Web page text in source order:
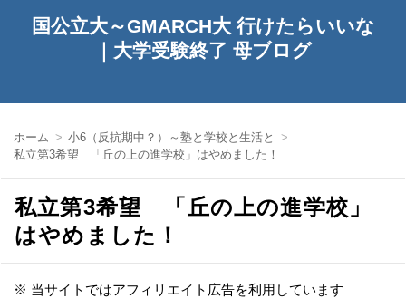
国公立大～GMARCH大 行けたらいいな
｜大学受験終了 母ブログ
ホーム
小6（反抗期中？）～塾と学校と生活と
私立第3希望 「丘の上の進学校」はやめました！
私立第3希望 「丘の上の進学校」
はやめました！
※ 当サイトではアフィリエイト広告を利用しています